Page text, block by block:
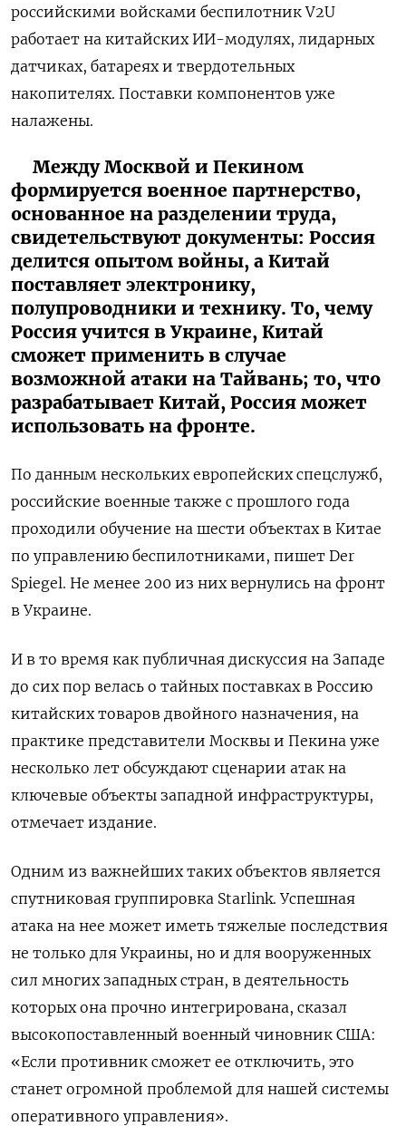
российскими войсками беспилотник V2U
работает на китайских ИИ-модулях, лидарных
датчиках, батареях и твердотельных
накопителях. Поставки компонентов уже
налажены.
Между Москвой и Пекином
формируется военное партнерство,
основанное на разделении труда,
свидетельствуют документы: Россия
делится опытом войны, а Китай
поставляет электронику,
полупроводники и технику. То, чему
Россия учится в Украине, Китай
сможет применить в случае
возможной атаки на Тайвань; то, что
разрабатывает Китай, Россия может
использовать на фронте.
По данным нескольких европейских спецслужб,
российские военные также с прошлого года
проходили обучение на шести объектах в Китае
по управлению беспилотниками, пишет Der
Spiegel. Не менее 200 из них вернулись на фронт
в Украине.
И в то время как публичная дискуссия на Западе
до сих пор велась о тайных поставках в Россию
китайских товаров двойного назначения, на
практике представители Москвы и Пекина уже
несколько лет обсуждают сценарии атак на
ключевые объекты западной инфраструктуры,
отмечает издание.
Одним из важнейших таких объектов является
спутниковая группировка Starlink. Успешная
атака на нее может иметь тяжелые последствия
не только для Украины, но и для вооруженных
сил многих западных стран, в деятельность
которых она прочно интегрирована, сказал
высокопоставленный военный чиновник США:
«Если противник сможет ее отключить, это
станет огромной проблемой для нашей системы
оперативного управления».